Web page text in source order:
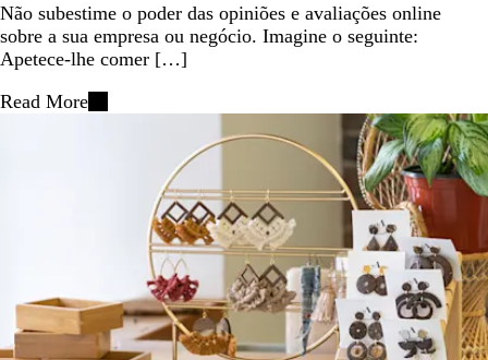
Não subestime o poder das opiniões e avaliações online
sobre a sua empresa ou negócio. Imagine o seguinte:
Apetece-lhe comer […]
Read More